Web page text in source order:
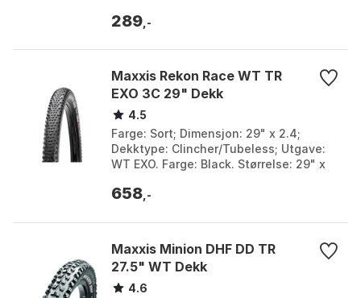
Farge: Black. Størrelse: 700C x ...
289 ,-
Maxxis Rekon Race WT TR
EXO 3C 29" Dekk
4.5
Farge: Sort; Dimensjon: 29" x 2.4;
Dekktype: Clincher/Tubeless; Utgave:
WT EXO. Farge: Black. Størrelse: 29" x
658 ,-
Maxxis Minion DHF DD TR
27.5" WT Dekk
4.6